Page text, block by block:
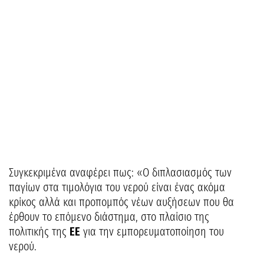
Συγκεκριμένα αναφέρει πως: «Ο διπλασιασμός των
παγίων στα τιμολόγια του νερού είναι ένας ακόμα
κρίκος αλλά και προπομπός νέων αυξήσεων που θα
έρθουν το επόμενο διάστημα, στο πλαίσιο της
πολιτικής της ΕΕ για την εμπορευματοποίηση του
νερού.